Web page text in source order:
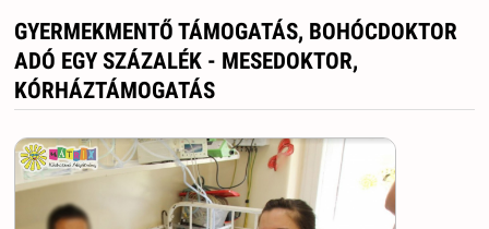
GYERMEKMENTŐ TÁMOGATÁS, BOHÓCDOKTOR
ADÓ EGY SZÁZALÉK - MESEDOKTOR,
KÓRHÁZTÁMOGATÁS